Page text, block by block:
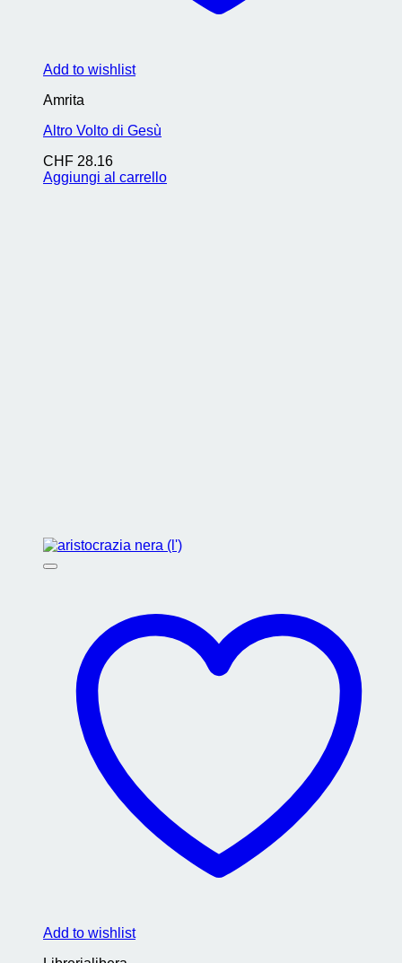
Add to wishlist
Amrita
Altro Volto di Gesù
CHF 28.16
Aggiungi al carrello
Add to wishlist